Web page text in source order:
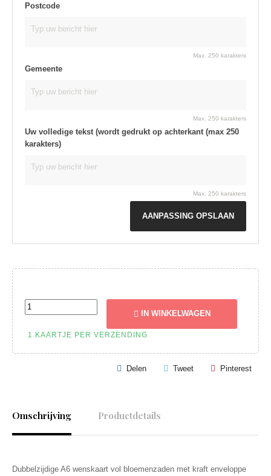
Postcode
Max. 250 karakters
Gemeente
Max. 250 karakters
Uw volledige tekst (wordt gedrukt op achterkant (max 250
karakters)
Max. 250 karakters
AANPASSING OPSLAAN
IN WINKELWAGEN
1 KAARTJE PER VERZENDING
Delen Tweet Pinterest
Omschrijving Productdetails
Dubbelzijdige A6 wenskaart vol bloemenzaden met kraft enveloppe